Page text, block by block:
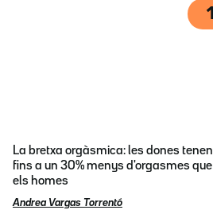
1
La bretxa orgàsmica: les dones tenen
fins a un 30% menys d'orgasmes que
els homes
Andrea Vargas Torrentó